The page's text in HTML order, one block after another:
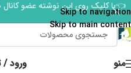
Skip to navigation
Skip to main content
👈با کلیک روی این نوشته عضو
منو ورود /